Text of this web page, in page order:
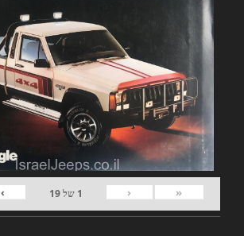
«
‹
1 של19
›